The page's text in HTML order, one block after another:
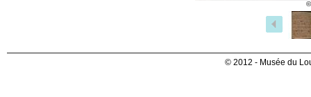
© 2012 - Musée du